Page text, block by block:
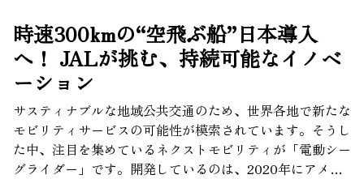
スタートアップ企業を集めたピッチイベントの会場で、日
本国際博覧会協会の副会長でもある、鳥井信吾・大阪商工
会議所会頭に、そんなポスト万博の大阪像について訊い
た。
時速300kmの“空飛ぶ船”日本導入
へ！ JALが挑む、持続可能なイノベ
ーション
サスティナブルな地域公共交通のため、世界各地で新たな
モビリティサービスの可能性が模索されています。そうし
た中、注目を集めているネクストモビリティが「電動シー
グライダー」です。開発しているのは、2020年にアメリ